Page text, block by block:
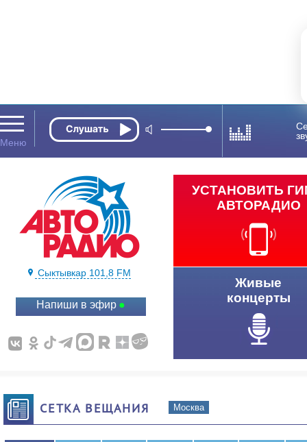
Сыктывкар 101,8 FM
Напиши в эфир
УСТАНОВИТЬ
АВТОРАДИО
Живые
концерты
СЕТКА ВЕЩАНИЯ Москва